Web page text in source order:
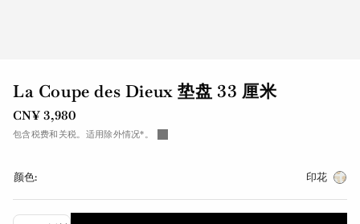
La Coupe des Dieux 垫盘 33 厘米
CN¥ 3,980
包含税费和关税。适用除外情况*。
颜色: 印花